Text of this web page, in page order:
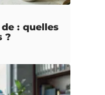
: quelles
?